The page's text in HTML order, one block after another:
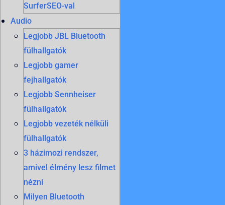
SurferSEO-val
Audio
Legjobb JBL Bluetooth
fülhallgatók
Legjobb gamer
fejhallgatók
Legjobb Sennheiser
fülhallgatók
Legjobb vezeték nélküli
fülhallgatók
3 házimozi rendszer,
amivel élmény lesz filmet
nézni
Milyen Bluetooth